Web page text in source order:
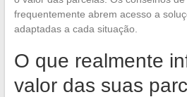
frequentemente abrem acesso a
adaptadas a cada situação.
O que realmente
valor das suas